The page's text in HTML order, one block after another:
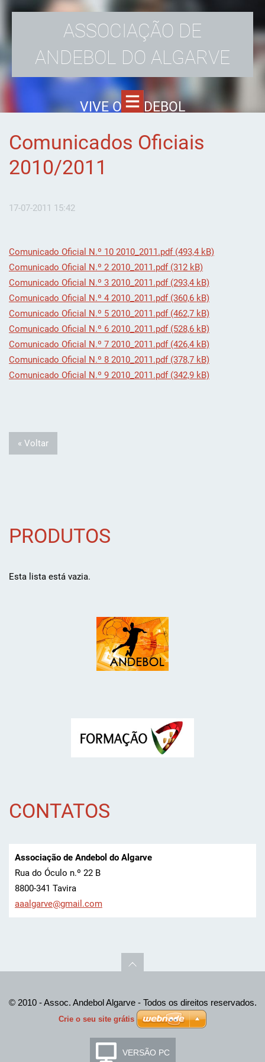
ASSOCIAÇÃO DE
ANDEBOL DO ALGARVE
VIVE O ANDEBOL
Comunicados Oficiais
2010/2011
17-07-2011 15:42
Comunicado Oficial N.º 10 2010_2011.pdf (493,4 kB)
Comunicado Oficial N.º 2 2010_2011.pdf (312 kB)
Comunicado Oficial N.º 3 2010_2011.pdf (293,4 kB)
Comunicado Oficial N.º 4 2010_2011.pdf (360,6 kB)
Comunicado Oficial N.º 5 2010_2011.pdf (462,7 kB)
Comunicado Oficial N.º 6 2010_2011.pdf (528,6 kB)
Comunicado Oficial N.º 7 2010_2011.pdf (426,4 kB)
Comunicado Oficial N.º 8 2010_2011.pdf (378,7 kB)
Comunicado Oficial N.º 9 2010_2011.pdf (342,9 kB)
« Voltar
PRODUTOS
Esta lista está vazia.
CONTATOS
Associação de Andebol do Algarve
Rua do Óculo n.º 22 B
8800-341 Tavira
aaalgarve@gmail.com
© 2010 - Assoc. Andebol Algarve - Todos os direitos reservados.
Crie o seu site grátis
VERSÃO PC